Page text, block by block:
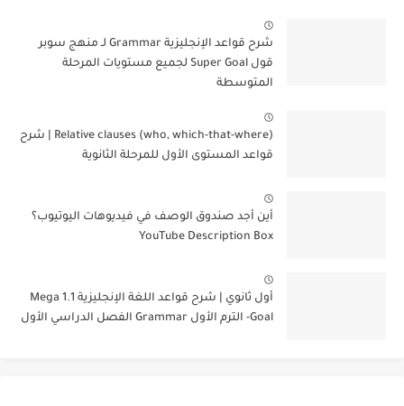
شرح قواعد الإنجليزية Grammar لـ منهج سوبر
قول Super Goal لجميع مستويات المرحلة
المتوسطة
Relative clauses (who, which-that-where) | شرح
قواعد المستوى الأول للمرحلة الثانوية
أين أجد صندوق الوصف في فيديوهات اليوتيوب؟
YouTube Description Box
أول ثانوي | شرح قواعد اللغة الإنجليزية 1.1 Mega
Goal- الترم الأول Grammar الفصل الدراسي الأول